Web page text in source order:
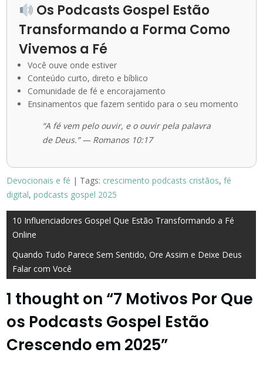
Os Podcasts Gospel Estão
Transformando a Forma Como
Vivemos a Fé
Você ouve onde estiver
Conteúdo curto, direto e bíblico
Comunidade de fé e encorajamento
Ensinamentos que fazem sentido para o seu momento
“A fé vem pelo ouvir, e o ouvir pela palavra
de Deus.” — Romanos 10:17
Devocionais e fé | Tags: crescimento podcasts cristãos,fé
digital,podcasts gospel 2025
Navegação
de
Post
10 Influenciadores Gospel Que Estão Transformando a Fé
Online
Quando Tudo Parece Sem Sentido, Ore Assim e Deixe Deus
Falar com Você
1 thought on “7 Motivos Por Que
os Podcasts Gospel Estão
Crescendo em 2025”